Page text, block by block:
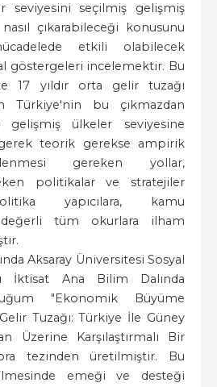
seviyesini seçilmiş gelişmiş
çıkarabileceği konusunu
etkili olabilecek
göstergeleri incelemektir. Bu
17 yıldır orta gelir tuzağı
Türkiye'nin bu çıkmazdan
gelişmiş ülkeler seviyesine
teorik gerekse ampirik
gereken yollar,
politikalar ve stratejiler
yapıcılara, kamu
tüm okurlara ilham
Aksaray Üniversitesi Sosyal
İktisat Ana Bilim Dalında
"Ekonomik Büyüme
Tuzağı: Türkiye İle Güney
Üzerine Karşılaştırmalı Bir
tezinden üretilmiştir. Bu
emeği ve desteği